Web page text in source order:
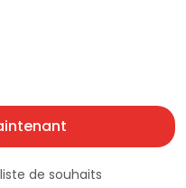
de souhaits